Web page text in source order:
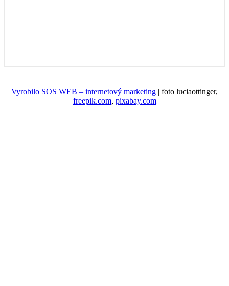
Vyrobilo SOS WEB – internetový marketing | foto luciaottinger,
freepik.com, pixabay.com